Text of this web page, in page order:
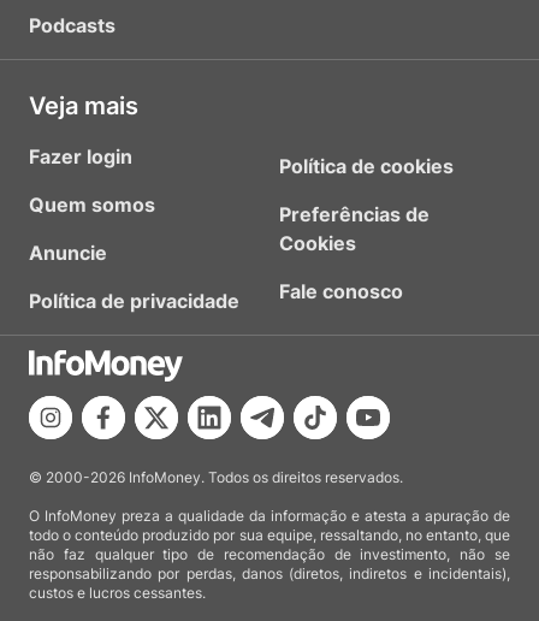
Podcasts
Veja mais
Fazer login
Quem somos
Anuncie
Política de privacidade
Política de cookies
Preferências de
Cookies
Fale conosco
© 2000-2026 InfoMoney. Todos os direitos reservados.
O InfoMoney preza a qualidade da informação e atesta a apuração de
todo o conteúdo produzido por sua equipe, ressaltando, no entanto, que
não faz qualquer tipo de recomendação de investimento, não se
responsabilizando por perdas, danos (diretos, indiretos e incidentais),
custos e lucros cessantes.